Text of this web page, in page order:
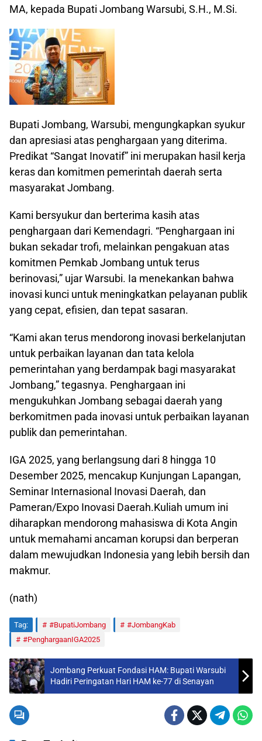
MA, kepada Bupati Jombang Warsubi, S.H., M.Si.
Bupati Jombang, Warsubi, mengungkapkan syukur
dan apresiasi atas penghargaan yang diterima.
Predikat “Sangat Inovatif” ini merupakan hasil kerja
keras dan komitmen pemerintah daerah serta
masyarakat Jombang.
Kami bersyukur dan berterima kasih atas
penghargaan dari Kemendagri. “Penghargaan ini
bukan sekadar trofi, melainkan pengakuan atas
komitmen Pemkab Jombang untuk terus
berinovasi,” ujar Warsubi. Ia menekankan bahwa
inovasi kunci untuk meningkatkan pelayanan publik
yang cepat, efisien, dan tepat sasaran.
“Kami akan terus mendorong inovasi berkelanjutan
untuk perbaikan layanan dan tata kelola
pemerintahan yang berdampak bagi masyarakat
Jombang,” tegasnya. Penghargaan ini
mengukuhkan Jombang sebagai daerah yang
berkomitmen pada inovasi untuk perbaikan layanan
publik dan pemerintahan.
IGA 2025, yang berlangsung dari 8 hingga 10
Desember 2025, mencakup Kunjungan Lapangan,
Seminar Internasional Inovasi Daerah, dan
Pameran/Expo Inovasi Daerah.Kuliah umum ini
diharapkan mendorong mahasiswa di Kota Angin
untuk memahami ancaman korupsi dan berperan
dalam mewujudkan Indonesia yang lebih bersih dan
makmur.
(nath)
Tag: #BupatiJombang
#JombangKab
#PenghargaanIGA2025
Jombang Perkuat Fondasi HAM: Bupati Warsubi
Hadiri Peringatan Hari HAM ke-77 di Senayan